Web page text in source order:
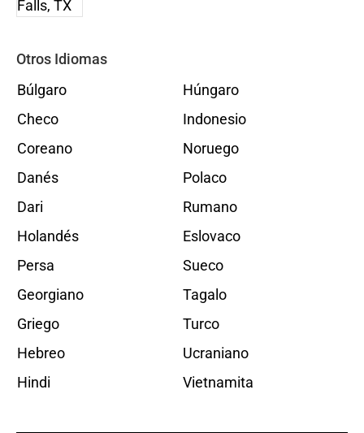
Otros Idiomas
Búlgaro
Checo
Coreano
Danés
Dari
Holandés
Persa
Georgiano
Griego
Hebreo
Hindi
Húngaro
Indonesio
Noruego
Polaco
Rumano
Eslovaco
Sueco
Tagalo
Turco
Ucraniano
Vietnamita